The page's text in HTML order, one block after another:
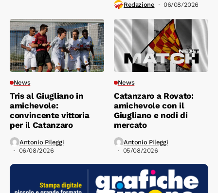
Redazione 06/08/2026
News
Tris al Giugliano in
amichevole:
convincente vittoria
per il Catanzaro
Antonio Pileggi
06/08/2026
News
Catanzaro a Rovato:
amichevole con il
Giugliano e nodi di
mercato
Antonio Pileggi
05/08/2026